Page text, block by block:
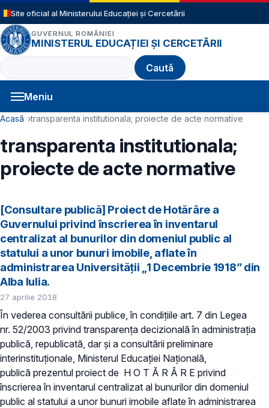
Sari la conținutul principal
Site oficial al Ministerului Educației și Cercetării
GUVERNUL ROMÂNIEI
MINISTERUL EDUCAȚIEI ȘI CERCETĂRII
Caută
Meniu
Navigație principală
Cale de navigare
Acasă transparenta institutionala; proiecte de acte normative
transparenta institutionala;
proiecte de acte normative
[Consultare publică] Proiect de Hotărâre a
Guvernului privind înscrierea în inventarul
centralizat al bunurilor din domeniul public al
statului a unor bunuri imobile, aflate în
administrarea Universității „1 Decembrie 1918” din
Alba Iulia.
27 aprilie 2018
În vederea consultării publice, în condiţiile art. 7 din Legea
nr. 52/2003 privind transparenţa decizională în administraţia
publică, republicată, dar și a consultării preliminare
interinstituționale, Ministerul Educaţiei Naţională,
publică prezentul proiect de H O T Ă R Â R E privind
înscrierea în inventarul centralizat al bunurilor din domeniul
public al statului a unor bunuri imobile aflate în administrarea